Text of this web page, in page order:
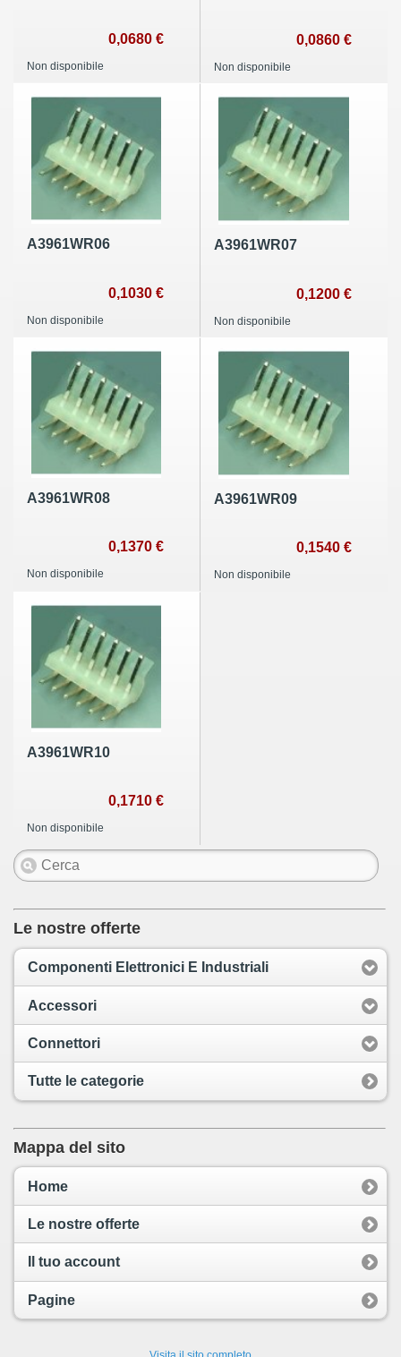
0,0680 €
Non disponibile
0,0860 €
Non disponibile
A3961WR06
0,1030 €
Non disponibile
A3961WR07
0,1200 €
Non disponibile
A3961WR08
0,1370 €
Non disponibile
A3961WR09
0,1540 €
Non disponibile
A3961WR10
0,1710 €
Non disponibile
Le nostre offerte
Componenti Elettronici E Industriali
Accessori
Connettori
Tutte le categorie
Mappa del sito
Home
Le nostre offerte
Il tuo account
Pagine